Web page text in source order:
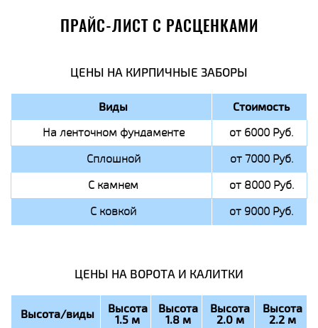
ПРАЙС-ЛИСТ С РАСЦЕНКАМИ
ЦЕНЫ НА КИРПИЧНЫЕ ЗАБОРЫ
Виды Стоимость
На ленточном фундаменте
от 6000 Руб.
Сплошной
от 7000 Руб.
С камнем
от 8000 Руб.
С ковкой
от 9000 Руб.
ЦЕНЫ НА ВОРОТА И КАЛИТКИ
Высота/виды Высота
1.5 м
Высота
1.8 м
Высота
2.0 м
Высота
2.2 м